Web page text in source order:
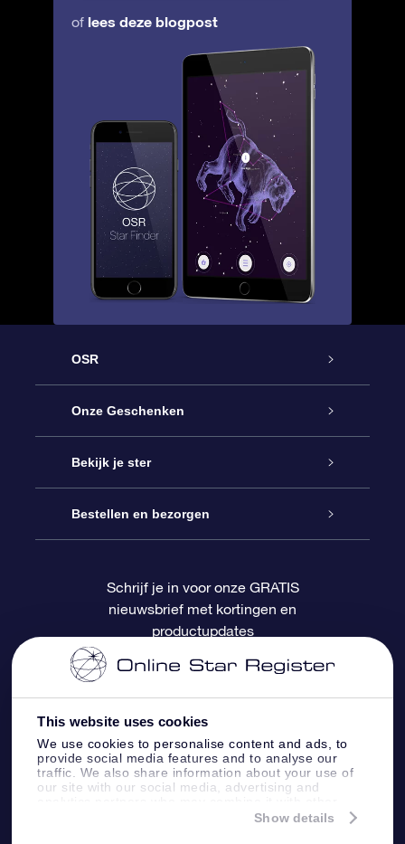
This website uses cookies
We use cookies to personalise content and ads, to
provide social media features and to analyse our
traffic. We also share information about your use of
our site with our social media, advertising and
information that you’ve provided to them or that
Show details
of lees deze blogpost
OSR
Service
Contact
Blog
OSR Recensies
Onze Geschenken
Online Star Gift
OSR Cadeaupakket
OSR Cadeaukaart
Relatiegeschenken
Bekijk je ster
Sterrenregister
Gepersonaliseerde sterrenpagina
One Million Stars
OSR Starsaver
Fly me to the Stars App
Bestellen en bezorgen
Betalingsinformatie
Verzendinformatie
Retourbeleid
Constellaties
Schrijf je in voor onze GRATIS
nieuwsbrief met kortingen en
productupdates